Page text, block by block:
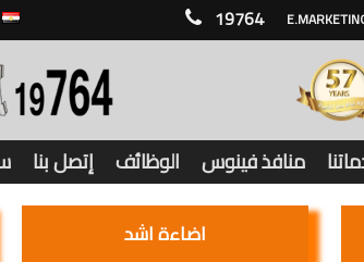
19764
منافذ فينوس الوظائف إتصل بنا
اضاءة اشد